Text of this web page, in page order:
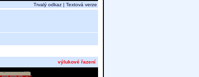
Trvalý odkaz | Textová verze
výlukové řazení